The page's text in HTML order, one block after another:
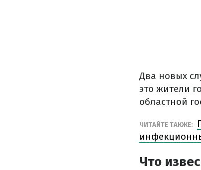
Два новых
это жители
областной
ЧИТАЙТЕ ТАКЖЕ:
Что